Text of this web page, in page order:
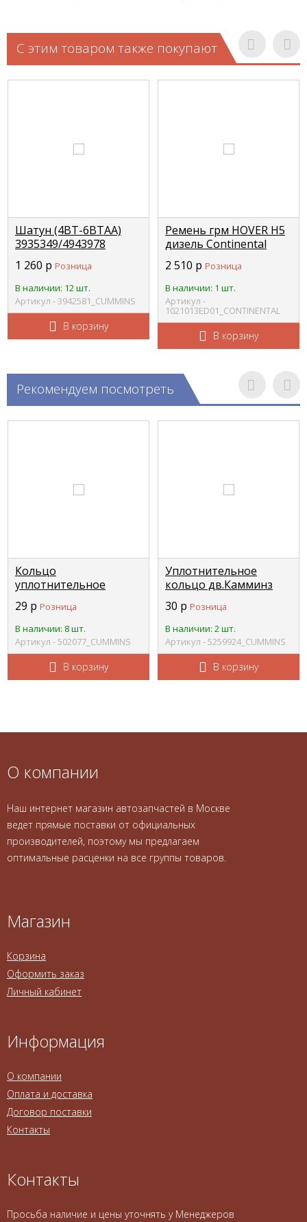
С этим товаром также покупают
Шатун (4BT-6BTAA)
3935349/4943978
CUMMINS 3942581
1 260 р Розница
В наличии: 12 шт.
Артикул - 3942581_CUMMINS
В корзину
Ремень грм HOVER H5
дизель Continental
CONTINENTAL
1021013-ED01
2 510 р Розница
В наличии: 1 шт.
Артикул -
1021013ED01_CONTINENTAL
В корзину
Рекомендуем посмотреть
Кольцо
уплотнительное
опоры вентилятора
Камминз ISF2.8 FOTON
CUMMINS 502077
29 р Розница
В наличии: 8 шт.
Артикул - 502077_CUMMINS
В корзину
Уплотнительное
кольцо дв.Камминз
(Cummins) ISF-2.8
(передняя крышка
блока цилиндров)
CUMMINS 5259924
30 р Розница
В наличии: 2 шт.
Артикул - 5259924_CUMMINS
В корзину
О компании
Наш интернет магазин автозапчастей в Москве
ведет прямые поставки от официальных
производителей, поэтому мы предлагаем
оптимальные расценки на все группы товаров.
Магазин
Корзина
Оформить заказ
Личный кабинет
Информация
О компании
Оплата и доставка
Договор поставки
Контакты
Контакты
Просьба наличие и цены уточнять у Менеджеров